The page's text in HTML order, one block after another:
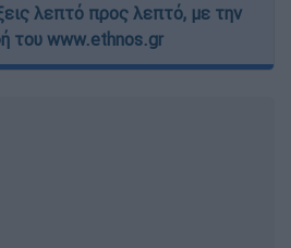
λεπτό προς λεπτό, με την
του www.ethnos.gr